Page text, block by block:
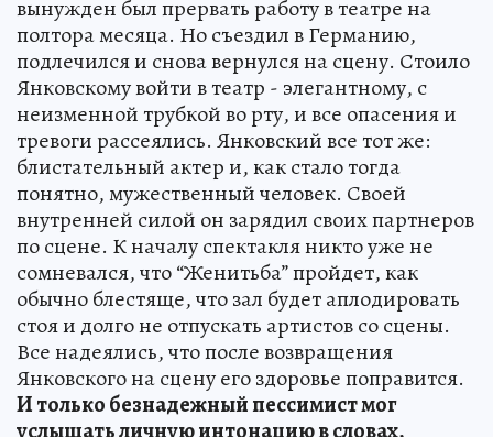
вынужден был прервать работу в театре на
полтора месяца. Но съездил в Германию,
подлечился и снова вернулся на сцену. Стоило
Янковскому войти в театр - элегантному, с
неизменной трубкой во рту, и все опасения и
тревоги рассеялись. Янковский все тот же:
блистательный актер и, как стало тогда
понятно, мужественный человек. Своей
внутренней силой он зарядил своих партнеров
по сцене. К началу спектакля никто уже не
сомневался, что “Женитьба” пройдет, как
обычно блестяще, что зал будет аплодировать
стоя и долго не отпускать артистов со сцены.
Все надеялись, что после возвращения
Янковского на сцену его здоровье поправится.
И только безнадежный пессимист мог
услышать личную интонацию в словах,